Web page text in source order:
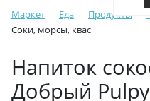
Маркет Еда Продукты
Соки, морсы, квас
Напиток
Добрый